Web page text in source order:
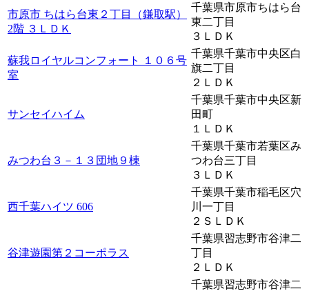
市原市 ちはら台東２丁目（鎌取駅）
2階 ３ＬＤＫ
千葉県市原市ちはら台
東二丁目
３ＬＤＫ
蘇我ロイヤルコンフォート １０６号
室
千葉県千葉市中央区白
旗二丁目
２ＬＤＫ
サンセイハイム
千葉県千葉市中央区新
田町
１ＬＤＫ
みつわ台３－１３団地９棟
千葉県千葉市若葉区み
つわ台三丁目
３ＬＤＫ
西千葉ハイツ 606
千葉県千葉市稲毛区穴
川一丁目
２ＳＬＤＫ
谷津遊園第２コーポラス
千葉県習志野市谷津二
丁目
２ＬＤＫ
千葉県習志野市谷津二